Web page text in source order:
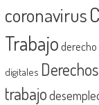
coronavirus
Trabajo
digitales
trabajo